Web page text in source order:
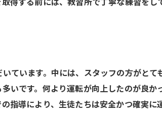
得する前には、教習所で丁寧な練習をし
ています。中には、スタッフの方がと
いです。何より運転が向上したのが良
指導により、生徒たちは安全かつ確実